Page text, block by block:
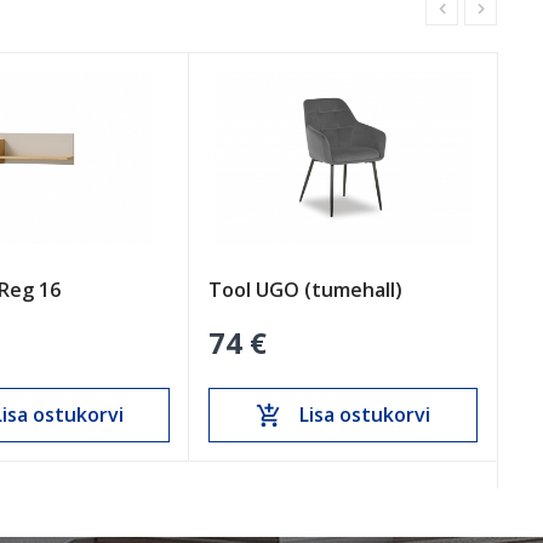
16
ostukorvi
Tool UGO (tumehall)
74 €
add_shopping_cart Lisa ostukorvi